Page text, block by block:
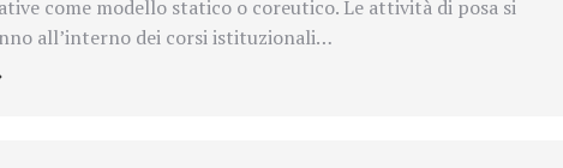
come modello statico o coreutico. Le attività di posa si
all’interno dei corsi istituzionali…